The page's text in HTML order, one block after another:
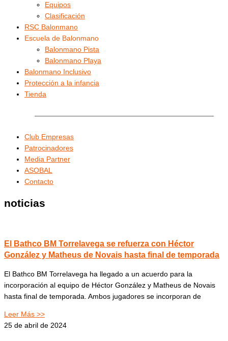
Equipos
Clasificación
RSC Balonmano
Escuela de Balonmano
Balonmano Pista
Balonmano Playa
Balonmano Inclusivo
Protección a la infancia
Tienda
Club Empresas
Patrocinadores
Media Partner
ASOBAL
Contacto
noticias
El Bathco BM Torrelavega se refuerza con Héctor
González y Matheus de Novais hasta final de temporada
El Bathco BM Torrelavega ha llegado a un acuerdo para la
incorporación al equipo de Héctor González y Matheus de Novais
hasta final de temporada. Ambos jugadores se incorporan de
Leer Más >>
25 de abril de 2024